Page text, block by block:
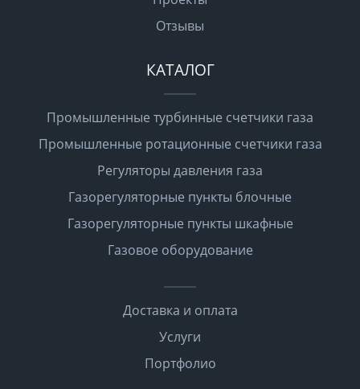
Отзывы
КАТАЛОГ
Промышленные турбинные счетчики газа
Промышленные ротационные счетчики газа
Регуляторы давления газа
Газорегуляторные пункты блочные
Газорегуляторные пункты шкафные
Газовое оборудование
Доставка и оплата
Услуги
Портфолио